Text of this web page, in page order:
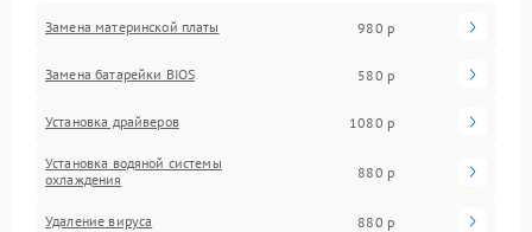
Замена материнской платы 980 р
Замена батарейки BIOS 580 р
Установка драйверов 1080 р
Установка водяной системы
охлаждения
880 р
Удаление вируса 880 р